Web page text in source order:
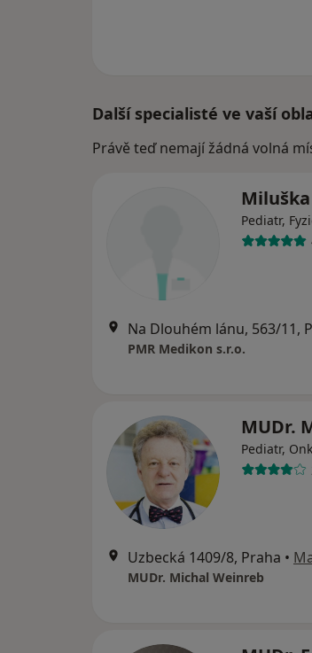
Další specialisté ve vaší
Právě teď nemají žádná volná
Pediatr,
Na Dlouhém lánu, 563/11,
PMR Medikon s.r.o.
MUDr.
Pediatr,
Uzbecká 1409/8, Praha •
MUDr. Michal Weinreb